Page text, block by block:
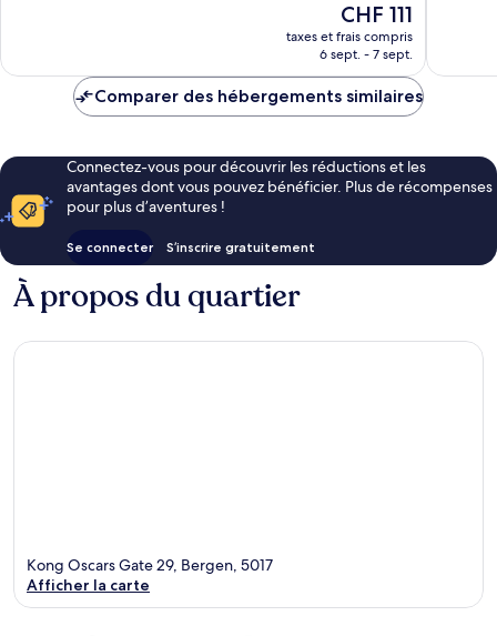
Le
nouveau
prix
de
CHF 111
taxes et frais compris
6 sept. - 7 sept.
Comparer des hébergements similaires
Connectez-vous pour découvrir les réductions et les
avantages dont vous pouvez bénéficier. Plus de récompenses
pour plus d’aventures !
Se connecter S’inscrire gratuitement
À propos du quartier
Kong Oscars Gate 29, Bergen, 5017
Afficher la carte